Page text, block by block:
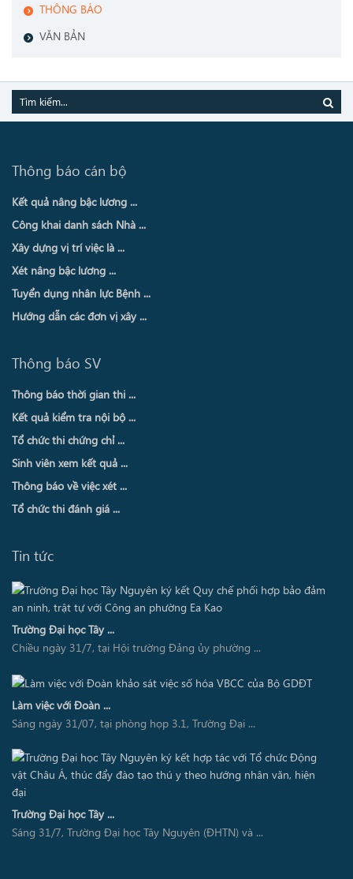
THÔNG BÁO
VĂN BẢN
Thông báo cán bộ
Kết quả nâng bậc lương ...
Công khai danh sách Nhà ...
Xây dựng vị trí việc là ...
Xét nâng bậc lương ...
Tuyển dụng nhân lực Bệnh ...
Hướng dẫn các đơn vị xây ...
Thông báo SV
Thông báo thời gian thi ...
Kết quả kiểm tra nội bộ ...
Tổ chức thi chứng chỉ ...
Sinh viên xem kết quả ...
Thông báo về việc xét ...
Tổ chức thi đánh giá ...
Tin tức
Trường Đại học Tây ...
Chiều ngày 31/7, tại Hội trường Đảng ủy phường ...
Làm việc với Đoàn ...
Sáng ngày 31/07, tại phòng họp 3.1, Trường Đại ...
Trường Đại học Tây ...
Sáng 31/7, Trường Đại học Tây Nguyên (ĐHTN) và ...